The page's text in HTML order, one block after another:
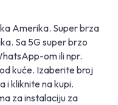
Amerika. Super brza
Sa 5G super brzo
om ili npr.
kuće. Izaberite broj
i kliknite na kupi.
za instalaciju za